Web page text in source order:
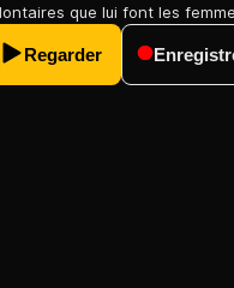
que lui font les
Regarder